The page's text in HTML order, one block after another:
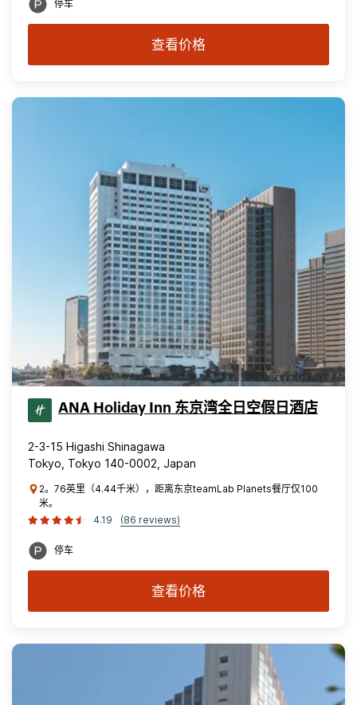
停车
查看价格
ANA Holiday Inn 东京湾全日空假日酒店
2-3-15 Higashi Shinagawa
Tokyo, Tokyo 140-0002, Japan
2。76英里（4.44千米），距离东京teamLab Planets餐厅仅100
米。
4.19
(86 reviews)
停车
查看价格